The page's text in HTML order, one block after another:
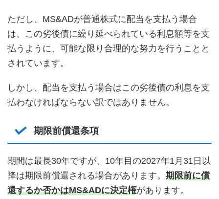
ただし、MS&ADが普通株式に配当を支払う場合
は、この劣後債に繰り延べられている利息額等を支
払うように、可能な限り合理的な努力を行うことと
されています。
しかし、配当を支払う場合はこの劣後債の利息を支
払わなければならない訳ではありません。
期限前償還条項
期間は最長30年ですが、10年目の2027年1月31日以
降は期限前償還される場合があります。 期限前に償
還するか否かはMS&ADに決定権があります。